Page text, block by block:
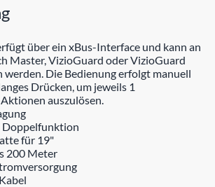
über ein xBus-Interface und kann an
Master, VizioGuard oder VizioGuard
werden. Die Bedienung erfolgt manuell
Drücken, um jeweils 1
auszulösen.
für 19"
200 Meter